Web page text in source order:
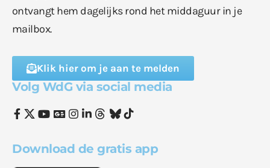
ontvangt hem dagelijks rond het middaguur in je
mailbox.
Klik hier om je aan te melden
Volg WdG via social media
Download de gratis app